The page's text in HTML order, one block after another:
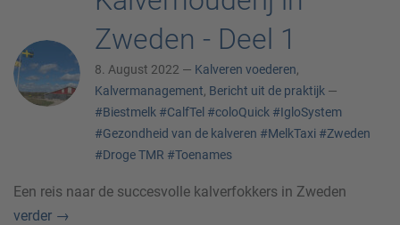
Zweden - Deel 1
8. August 2022 — Kalveren voederen,
Kalvermanagement, Bericht uit de praktijk —
#Biestmelk #CalfTel #coloQuick #IgloSystem
#Gezondheid van de kalveren #MelkTaxi #Zweden
#Droge TMR #Toenames
Een reis naar de succesvolle kalverfokkers in Zweden
verder →